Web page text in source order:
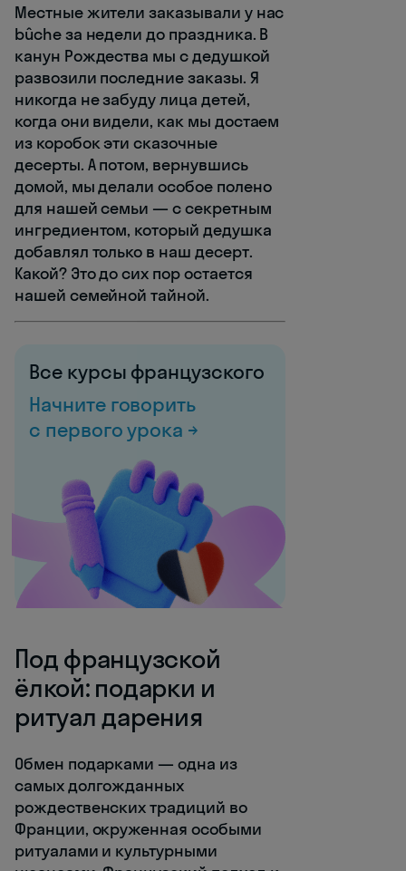
Местные жители заказывали у нас
bûche за недели до праздника. В
канун Рождества мы с дедушкой
развозили последние заказы. Я
никогда не забуду лица детей,
когда они видели, как мы достаем
из коробок эти сказочные
десерты. А потом, вернувшись
домой, мы делали особое полено
для нашей семьи — с секретным
ингредиентом, который дедушка
добавлял только в наш десерт.
Какой? Это до сих пор остается
нашей семейной тайной.
Все курсы французского
Начните говорить
с первого урока →
Под французской
ёлкой: подарки и
ритуал дарения
Обмен подарками — одна из
самых долгожданных
рождественских традиций во
Франции, окруженная особыми
ритуалами и культурными